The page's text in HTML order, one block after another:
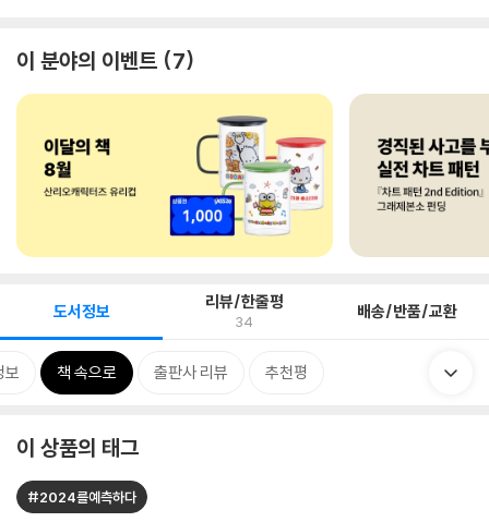
이 분야의 이벤트 7
도서정보 리뷰/한줄평
34 배송/반품/교환
보 책 속으로 출판사 리뷰 추천평
이 상품의 태그
#2024를예측하다